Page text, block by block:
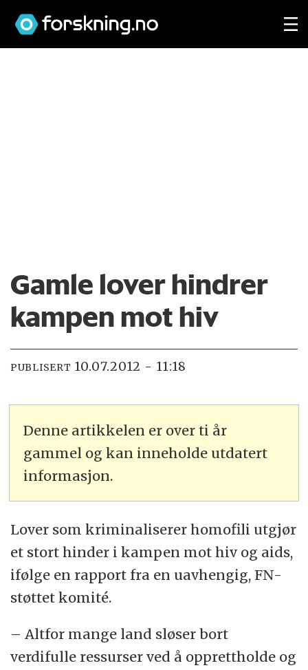
Gamle lover hindrer
kampen mot hiv
PUBLISERT 10.07.2012 - 11:18
Denne artikkelen er over ti år
gammel og kan inneholde utdatert
informasjon.
Lover som kriminaliserer homofili utgjør
et stort hinder i kampen mot hiv og aids,
ifølge en rapport fra en uavhengig, FN-
støttet komité.
– Altfor mange land sløser bort
verdifulle ressurser ved å opprettholde og